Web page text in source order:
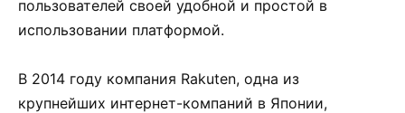
пользователей своей удобной и простой в
использовании платформой.
В 2014 году компания Rakuten, одна из
крупнейших интернет-компаний в Японии,